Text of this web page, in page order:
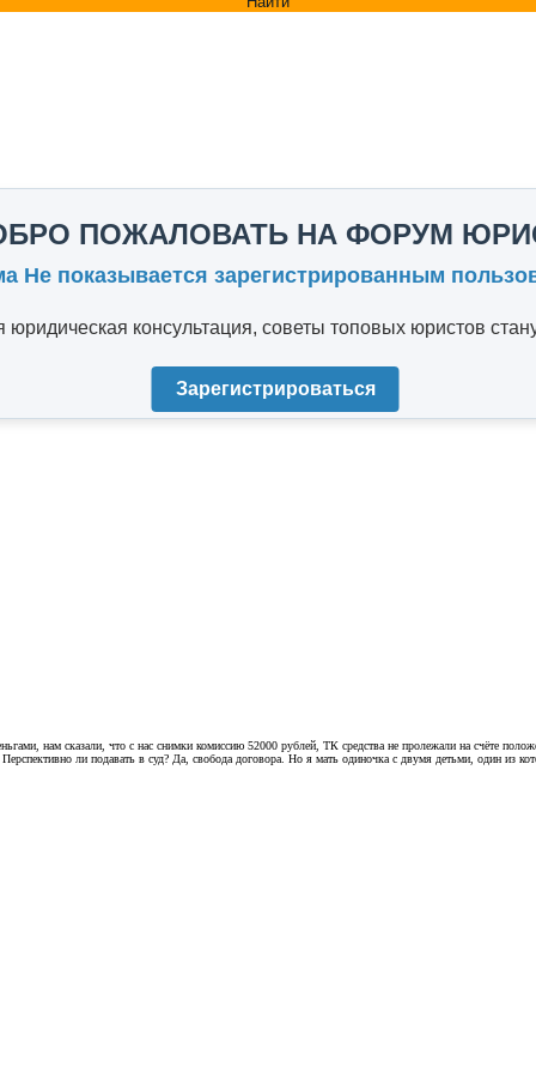
ПОЖАЛОВАТЬ НА ФОРУМ
Не показывается зарегистрированным
консультация, советы топовых юристов
Зарегистрироваться
нам сказали, что с нас снимки комиссию 52000 рублей, ТК средства не пролежали на счёте
ли подавать в суд? Да, свобода договора. Но я мать одиночка с двумя детьми, один из